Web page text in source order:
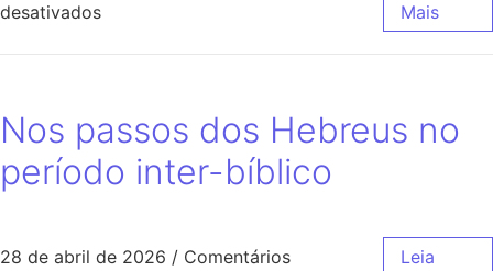
desativados
Mais
Nos passos dos Hebreus no
período inter-bíblico
28 de abril de 2026 / Comentários
Leia